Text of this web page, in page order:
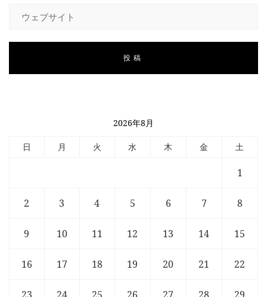
2026年8月
日 月 火 水 木 金 土
1
2 3 4 5 6 7 8
9 10 11 12 13 14 15
16 17 18 19 20 21 22